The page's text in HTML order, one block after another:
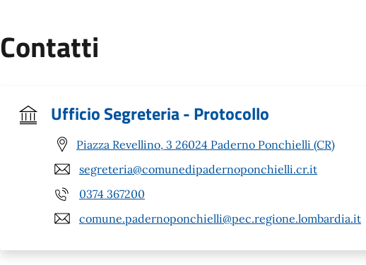
Contatti
Ufficio Segreteria - Protocollo
Piazza Revellino, 3 26024 Paderno Ponchielli (CR)
segreteria@comunedipadernoponchielli.cr.it
0374 367200
comune.padernoponchielli@pec.regione.lombardia.it